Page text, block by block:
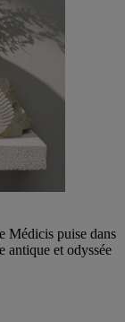
Médicis puise dans
antique et odyssée